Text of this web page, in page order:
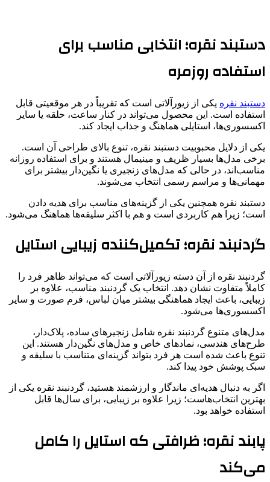
دستبند نقره؛ انتخابی مناسب برای
استفاده روزمره
دستبند نقره یکی از زیورآلاتی است که تقریباً در هر موقعیتی قابل
استفاده است. این محصول می‌تواند در کنار ساعت، حلقه یا سایر
اکسسوری‌ها، استایلی هماهنگ و جذاب ایجاد کند.
یکی از دلایل محبوبیت دستبند نقره، تنوع بالای طراحی آن است.
برخی مدل‌ها بسیار ظریف و مینیمال هستند و برای استفاده روزانه
مناسب‌اند، در حالی که مدل‌های زنجیری یا نگین‌دار بیشتر برای
مهمانی‌ها و مراسم رسمی انتخاب می‌شوند.
دستبند نقره همچنین یکی از گزینه‌های مناسب برای هدیه دادن
است؛ زیرا هم کاربردی است و هم با اکثر سلیقه‌ها هماهنگ می‌شود.
گردنبند نقره؛ تکمیل‌کننده زیبایی استایل
گردنبند نقره از آن دسته زیورآلاتی است که می‌تواند ظاهر فرد را
کاملاً متفاوت نشان دهد. انتخاب یک گردنبند مناسب، علاوه بر
زیبایی، باعث ایجاد هماهنگی بیشتر میان لباس، فرم صورت و سایر
اکسسوری‌ها می‌شود.
مدل‌های متنوع گردنبند نقره شامل زنجیرهای ساده، پلاک‌دار،
طرح‌های هندسی، نمادهای خاص و مدل‌های نگین‌دار هستند. این
تنوع باعث شده است هر فرد بتواند گزینه‌ای متناسب با سلیقه و
سبک پوشش خود پیدا کند.
اگر به دنبال هدیه‌ای ماندگار و ارزشمند هستید، گردنبند نقره یکی از
بهترین انتخاب‌هاست؛ زیرا علاوه بر زیبایی، برای سال‌ها قابل
استفاده خواهد بود.
پابند نقره؛ ظرافتی که استایل را کامل
می‌کند